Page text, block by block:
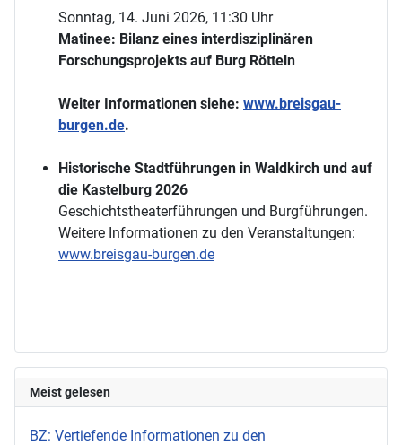
Sonntag, 14. Juni 2026, 11:30 Uhr
Matinee: Bilanz eines interdisziplinären
Forschungsprojekts auf Burg Rötteln
Weiter Informationen siehe: www.breisgau-
burgen.de.
Historische Stadtführungen in Waldkirch und auf
die Kastelburg 2026
Geschichtstheaterführungen und Burgführungen.
Weitere Informationen zu den Veranstaltungen:
www.breisgau-burgen.de
Meist gelesen
BZ: Vertiefende Informationen zu den